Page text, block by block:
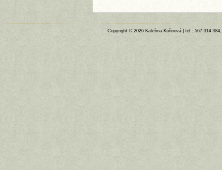
Copyright © 2026 Kateřina Kuřinová | tel.: 567 314